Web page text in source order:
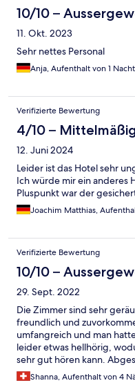
10/10 –
11. Okt. 2023
Sehr nettes Personal
Anja, Aufenthalt von 1 Nacht
Verifizierte Bewertung
4/10 –
12. Juni 2024
Leider ist das Hotel sehr
Ich würde mir ein anderes
Pluspunkt war der
Joachim Matthias,
Verifizierte Bewertung
10/10 –
29. Sept. 2022
Die Zimmer sind sehr
freundlich und
umfangreich und man
leider etwas hellhörig,
sehr gut hören kann.
bemängeln.
Shanna, Aufenthalt von 4